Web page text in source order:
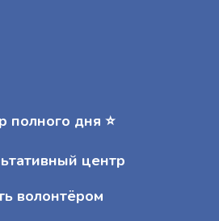
полного дня ⭐️
центр
волонтёром